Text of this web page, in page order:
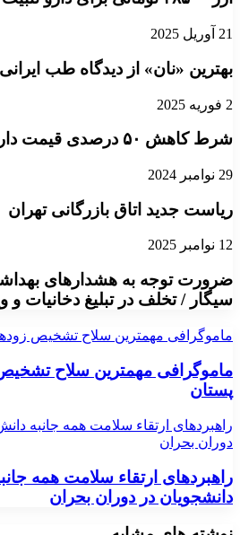
21 آوریل 2025
بهترین «نان» از دیدگاه طب ایرانی
2 فوریه 2025
شرط کاهش ۵۰ درصدی قیمت دارو و تجهیزات پزشکی
29 نوامبر 2024
ریاست جدید اتاق بازرگانی تهران
12 نوامبر 2025
ضرورت توجه به هشدارهای
سیگار / تخلف در تبلیغ دخانیات و
ماموگرافی مهمترین سلاح تشخیص
ماموگرافی مهمترین سلاح
پستان
راهبردهای ارتقاء سلامت همه جانبه
دوران بحران
راهبردهای ارتقاء سلامت همه
دانشجویان در دوران بحران